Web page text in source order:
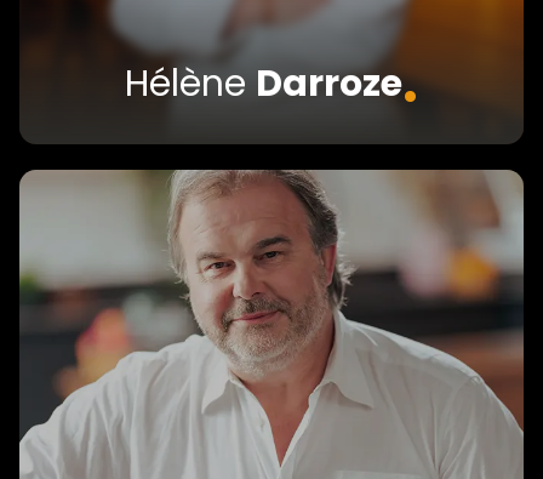
Hélène Darroze.